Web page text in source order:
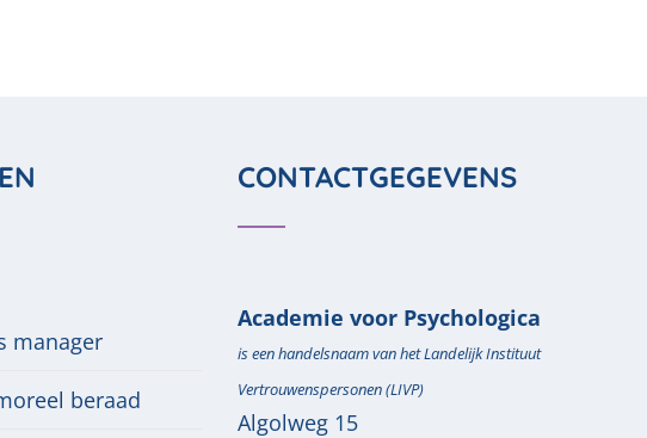
manager
beraad
CONTACTGEGEVENS
Academie voor Psychologica
is een handelsnaam van het Landelijk Instituut
Vertrouwenspersonen (LIVP)
Algolweg 15